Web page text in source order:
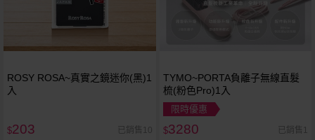
ROSY ROSA~真實之鏡迷你(黑)1
入
$203 已銷售10
TYMO~PORTA負離子無線直髮
梳(粉色Pro)1入
限時優惠
$3280 已銷售1